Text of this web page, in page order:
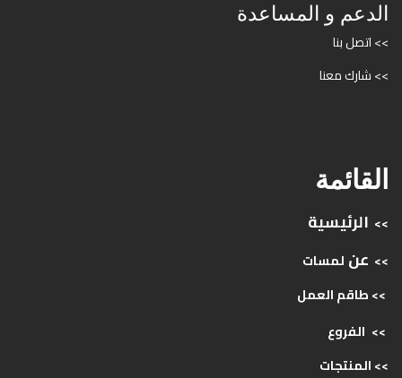
الدعم و المساعدة
>> اتصل بنا
>> شارك معنا
القائمة
>> الرئيسية
>> عن لمسات
>> طاقمالعمل
>> الفروع
>>المنتجات